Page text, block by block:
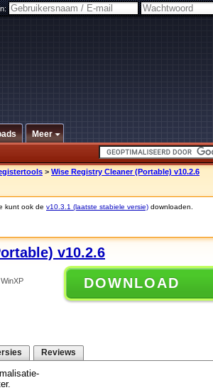
Meer
> Wise Registry Cleaner (Portable) v10.2.6
kunt ook de v10.3.1 (laatste stabiele versie) downloaden.
v10.2.6
DOWNLOAD
Reviews